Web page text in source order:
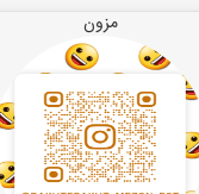
مزون